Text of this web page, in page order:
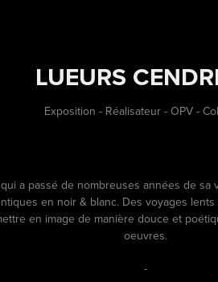
LUEURS
Exposition - Réalisateur - OPV -
a passé de nombreuses années de
en noir & blanc. Des voyages
en image de manière douce et
oeuvres.
-